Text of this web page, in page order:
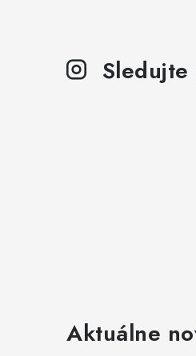
Sledujte
Aktuálne